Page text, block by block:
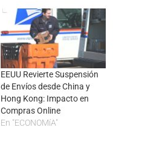
EEUU Revierte Suspensión
de Envíos desde China y
Hong Kong: Impacto en
Compras Online
En "ECONOMíA"